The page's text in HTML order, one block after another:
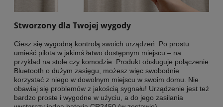
Stworzony dla Twojej wygody
Ciesz się wygodną kontrolą swoich urządzeń. Po prostu
umieść pilota w jakimś łatwo dostępnym miejscu – na
przykład na stole czy komodzie. Produkt obsługuje połączenie
Bluetooth o dużym zasięgu, możesz więc swobodnie
korzystać z niego w dowolnym miejscu w swoim domu. Nie
obawiaj się problemów z jakością sygnału! Urządzenie jest też
bardzo proste i wygodne w użyciu, a do jego zasilania